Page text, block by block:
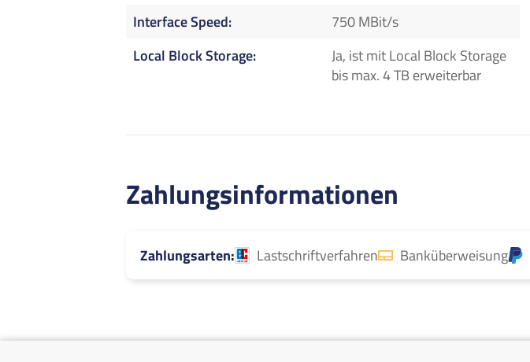
Interface Speed
750 MBit/s
Local Block Storage
Ja, ist mit Local Block Storage
bis max. 4 TB erweiterbar
Zahlungsinformationen
Zahlungsarten Lastschriftverfahren Banküberweisung